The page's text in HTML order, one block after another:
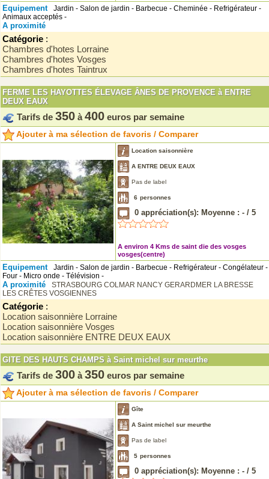
Equipement
Jardin - Salon de jardin - Barbecue - Cheminée - Refrigérateur -
Animaux acceptés -
A proximité
Catégorie :
Chambres d'hotes Lorraine
Chambres d'hotes Vosges
Chambres d'hotes Taintrux
FERME LES HAYOTTES ÉLEVAGE ÂNES DE PROVENCE à ENTRE
DEUX EAUX
Tarifs de 350 à 400 euros par semaine
Ajouter à ma sélection de favoris / Comparer
Location saisonnière
A ENTRE DEUX EAUX
Pas de label
6 personnes
0 appréciation(s): Moyenne : - / 5
A environ 4 Kms de saint die des vosges
vosges(centre)
Equipement
Jardin - Salon de jardin - Barbecue - Refrigérateur - Congélateur -
Four - Micro onde - Télévision -
A proximité STRASBOURG COLMAR NANCY GERARDMER LA BRESSE
LES CRÊTES VOSGIENNES
Catégorie :
Location saisonnière Lorraine
Location saisonnière Vosges
Location saisonnière ENTRE DEUX EAUX
GITE DES HAUTS CHAMPS à Saint michel sur meurthe
Tarifs de 300 à 350 euros par semaine
Ajouter à ma sélection de favoris / Comparer
Gîte
A Saint michel sur meurthe
Pas de label
5 personnes
0 appréciation(s): Moyenne : - / 5